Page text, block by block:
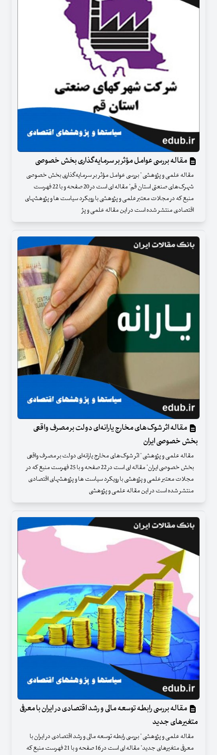
مقاله بررسی عوامل مؤثر بر سرمایه‌گذاری بخش خصوصی
مقاله علمی و پژوهشی " بررسی عوامل مؤثر بر سرمایه‌گذاری بخش خصوصی
شهرک‌های صنعتی استان قم" مقاله ای است در 20 صفحه و با 22 فهرست
منبع که در مجلات معتبر علمی و پژوهشی با رویکرد سیاست ها و پژوهشهای
اقتصادی منتشر شده است در این مقاله علمی و پژ
مقاله اثر شوک‌های مخارج یارانه‌ای دولت بر مصرف واقعی
بخش خصوصی ایران
مقاله علمی و پژوهشی " اثر شوک‌های مخارج یارانه‌ای دولت بر مصرف واقعی
بخش خصوصی ایران" مقاله ای است در 22 صفحه و با 25 فهرست منبع که در
مجلات معتبر علمی و پژوهشی با رویکرد سیاست ها و پژوهشهای اقتصادی
منتشر شده است در این مقاله علمی و پژوهشی
مقاله بررسی رابطه توسعه مالی و رشد اقتصادی در ایران با معرفی
متغیرهای جدید
مقاله علمی و پژوهشی " بررسی رابطه توسعه مالی و رشد اقتصادی در ایران با
معرفی متغیرهای جدید" مقاله ای است در 16 صفحه و با 21 فهرست منبع که